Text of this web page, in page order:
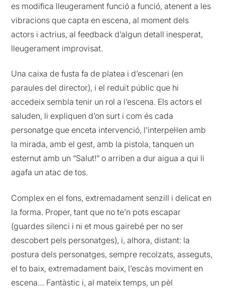
es modifica lleugerament funció a funció, atenent a les
vibracions que capta en escena, al moment dels
actors i actrius, al feedback d’algun detall inesperat,
lleugerament improvisat.
Una caixa de fusta fa de platea i d’escenari (en
paraules del director), i el reduït públic que hi
accedeix sembla tenir un rol a l’escena. Els actors el
saluden, li expliquen d’on surt i com és cada
personatge que enceta intervenció, l’interpel·len amb
la mirada, amb el gest, amb la pistola, tanquen un
esternut amb un “Salut!” o arriben a dur aigua a qui li
agafa un atac de tos.
Complex en el fons, extremadament senzill i delicat en
la forma. Proper, tant que no te’n pots escapar
(guardes silenci i ni et mous gairebé per no ser
descobert pels personatges), i, alhora, distant: la
postura dels personatges, sempre recolzats, asseguts,
el to baix, extremadament baix, l’escàs moviment en
escena… Fantàstic i, al mateix temps, un pèl